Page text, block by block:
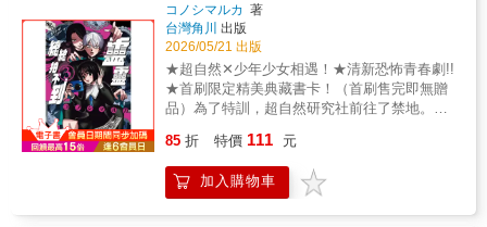
コノシマルカ 著
台灣角川 出版
2026/05/21 出版
★超自然✕少年少女相遇！★清新恐怖青春劇!!
★首刷限定精美典藏書卡！（首刷售完即無贈
品）為了特訓，超自然研究社前往了禁地。雖
了名為「禁域摧毀隊」的該遭天譴直播主，被
捲入與怨靈玩賭命遊戲的局面!?其他還有惡靈
家庭教師，以及恐怖的夏日祭典…讓人心跳加
85 折 特價 111 元
加入購物車